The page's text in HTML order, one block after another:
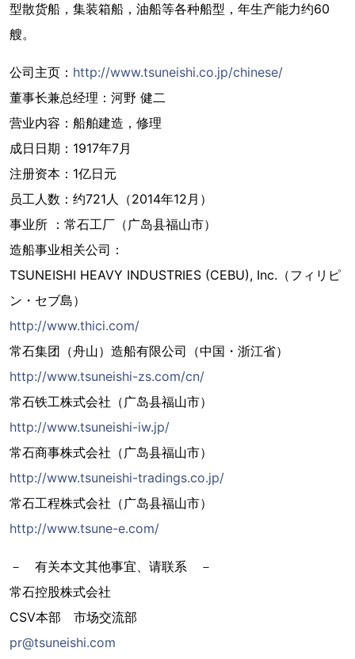
型散货船，集装箱船，油船等各种船型，年生产能力约60
艘。
公司主页： http://www.tsuneishi.co.jp/chinese/
董事长兼总经理：河野 健二
营业内容：船舶建造，修理
成日日期：1917年7月
注册资本：1亿日元
员工人数：约721人（2014年12月）
事业所 ：常石工厂（广岛县福山市）
造船事业相关公司：
TSUNEISHI HEAVY INDUSTRIES (CEBU), Inc.（フィリピ
ン・セブ島）
http://www.thici.com/
常石集团（舟山）造船有限公司（中国・浙江省）
http://www.tsuneishi-zs.com/cn/
常石铁工株式会社（广岛县福山市）
http://www.tsuneishi-iw.jp/
常石商事株式会社（广岛县福山市）
http://www.tsuneishi-tradings.co.jp/
常石工程株式会社（广岛县福山市）
http://www.tsune-e.com/
－ 有关本文其他事宜、请联系 －
常石控股株式会社
CSV本部 市场交流部
pr@tsuneishi.com